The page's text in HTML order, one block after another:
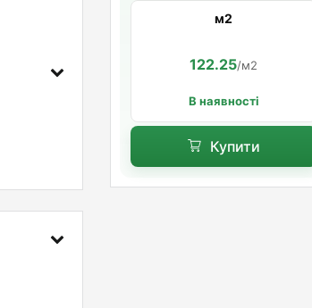
м2
122.25/м2
В наявності
Купити